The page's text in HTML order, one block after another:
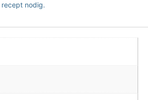
recept nodig.